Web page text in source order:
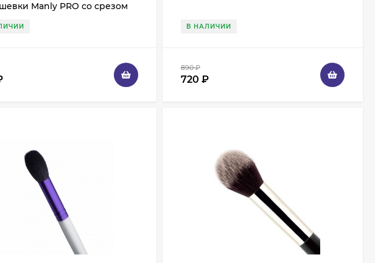
Manly PRO со срезом
В НАЛИЧИИ
890₽
720 ₽